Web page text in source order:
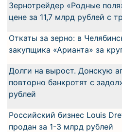
Зернотрейдер «Родные
цене за 11,7 млрд рублей с
Откаты за зерно: в
закупщика «Арианта» за
Долги на вырост. Донскую
повторно банкротят с
рублей
Российский бизнес Louis
продан за 1-3 млрд рублей